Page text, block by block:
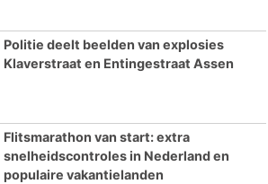
Politie deelt beelden van explosies
Klaverstraat en Entingestraat Assen
Flitsmarathon van start: extra
snelheidscontroles in Nederland en
populaire vakantielanden